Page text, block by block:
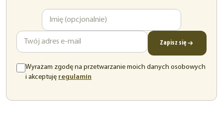
Zapisz się
Wyrażam zgodę na przetwarzanie moich danych osobowych
i akceptuję regulamin